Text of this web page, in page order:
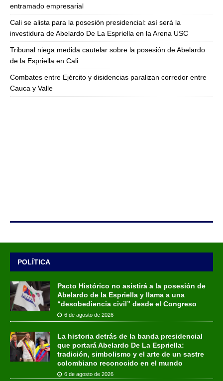
entramado empresarial
Cali se alista para la posesión presidencial: así será la
investidura de Abelardo De La Espriella en la Arena USC
Tribunal niega medida cautelar sobre la posesión de Abelardo
de la Espriella en Cali
Combates entre Ejército y disidencias paralizan corredor entre
Cauca y Valle
POLÍTICA
Pacto Histórico no asistirá a la posesión de
Abelardo de la Espriella y llama a una
“desobediencia civil” desde el Congreso
6 de agosto de 2026
La historia detrás de la banda presidencial
que portará Abelardo De La Espriella:
tradición, simbolismo y el arte de un sastre
colombiano reconocido en el mundo
6 de agosto de 2026